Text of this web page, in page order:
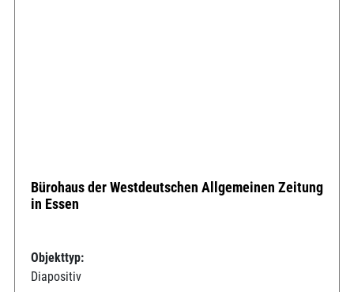
Bürohaus der Westdeutschen Allgemeinen Zeitung
in Essen
Objekttyp:
Diapositiv